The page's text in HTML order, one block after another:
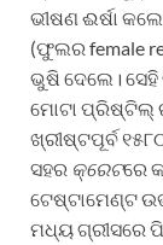
ଭୀଷଣ ଈର୍ଷା
(ଫୁଲର female
ଭୁଷି ଦେଲେ।
ମୋଟା ପ୍ରିଷ୍ଟିଲ୍
ଖ୍ରୀଷ୍ଟପୂର୍ବ
ସହର କ୍ରେଟରେ
ଟେଷ୍ଟାମେଣ୍ଟ
ମଧ୍ୟ ଗ୍ରୀସରେ